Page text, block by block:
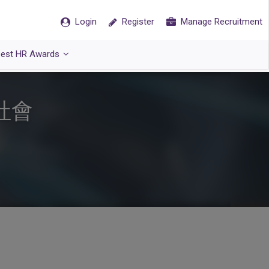
Login Register Manage Recruitment
HR Awards
會